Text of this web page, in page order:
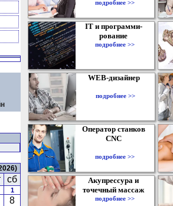
сб
1
8
подробнее >>
IT и программи-
рование
подробнее >>
WEB-дизайнер
подробнее >>
Оператор станков
CNC
подробнее >>
Акупрессура и
точечный массаж
подробнее >>